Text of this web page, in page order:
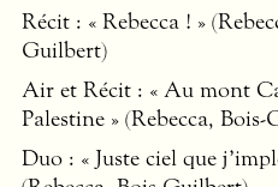
Récit : « Rebecca ! »
Guilbert)
Air et Récit : « Au mont
Palestine » (Rebecca,
Duo : « Juste ciel que